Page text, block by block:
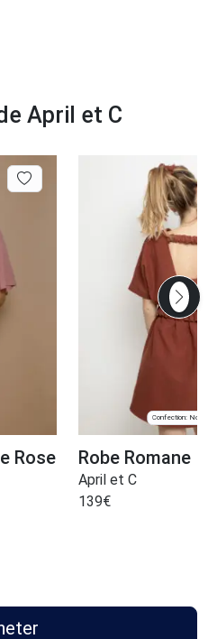
April et C
Rose
Confection:
Robe Romane
April et C
139€